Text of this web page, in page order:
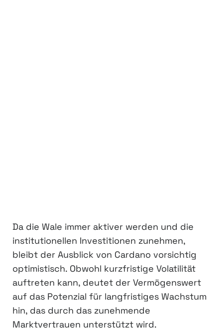
Da die Wale immer aktiver werden und die
institutionellen Investitionen zunehmen,
bleibt der Ausblick von Cardano vorsichtig
optimistisch. Obwohl kurzfristige Volatilität
auftreten kann, deutet der Vermögenswert
auf das Potenzial für langfristiges Wachstum
hin, das durch das zunehmende
Marktvertrauen unterstützt wird.